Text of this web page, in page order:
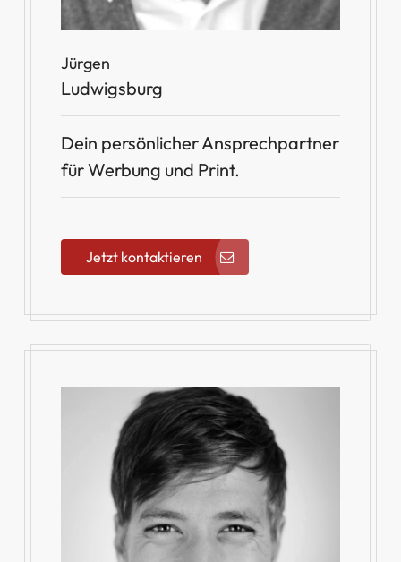
Jürgen
Ludwigsburg
Dein persönlicher Ansprechpartner
für Werbung und Print.
Jetzt kontaktieren